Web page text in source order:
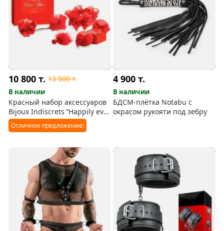
10 800т. 13 500т.
В наличии
Красный набор аксессуаров
Bijoux Indiscrets ’’Happily ever
after’’
Отличное предложение!
4 900т.
В наличии
БДСМ-плётка Notabu с
окрасом рукояти под зебру